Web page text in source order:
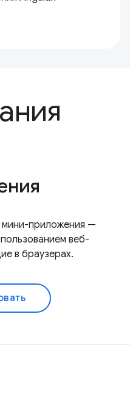
мини-приложения —
веб-
в браузерах.